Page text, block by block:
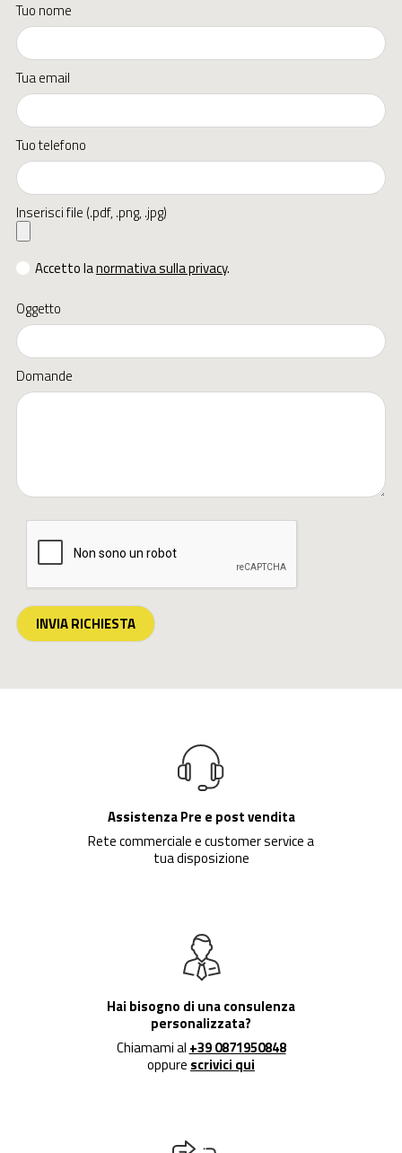
Tuo nome
Tua email
Tuo telefono
Inserisci file (.pdf, .png, .jpg)
Accetto lanormativa sulla privacy.
Oggetto
Domande
INVIA RICHIESTA
Assistenza Pre e post vendita
Rete commerciale e customer service a
tua disposizione
Hai bisogno di una consulenza
personalizzata?
Chiamami al +39 0871950848
oppure scrivici qui